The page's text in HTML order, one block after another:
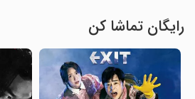
رایگان تماشا کن